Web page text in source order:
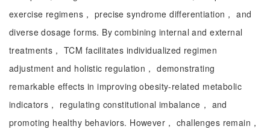
exercise regimens， precise syndrome differentiation， and
diverse dosage forms. By combining internal and external
treatments， TCM facilitates individualized regimen
adjustment and holistic regulation， demonstrating
remarkable effects in improving obesity-related metabolic
indicators， regulating constitutional imbalance， and
promoting healthy behaviors. However， challenges remain，